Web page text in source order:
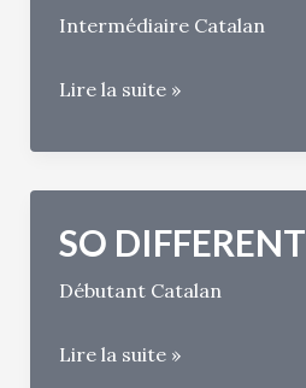
Intermédiaire Catalan
MARSHALL
MAN
Lire la suite »
SO DIFFERENT
Débutant Catalan
SO
Lire la suite »